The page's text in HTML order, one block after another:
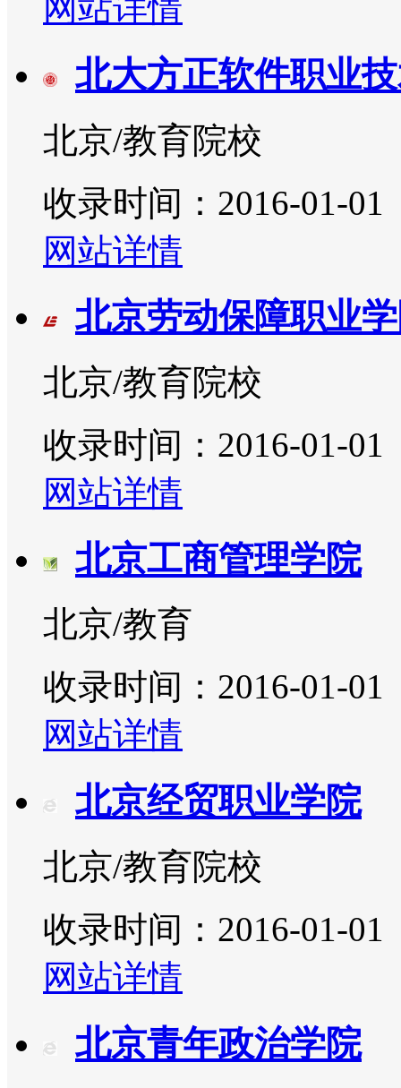
网站详情
北大方正软件职业
北京/教育院校
收录时间：2016-01-01
网站详情
北京劳动保障职业
北京/教育院校
收录时间：2016-01-01
网站详情
北京工商管理学院
北京/教育
收录时间：2016-01-01
网站详情
北京经贸职业学院
北京/教育院校
收录时间：2016-01-01
网站详情
北京青年政治学院